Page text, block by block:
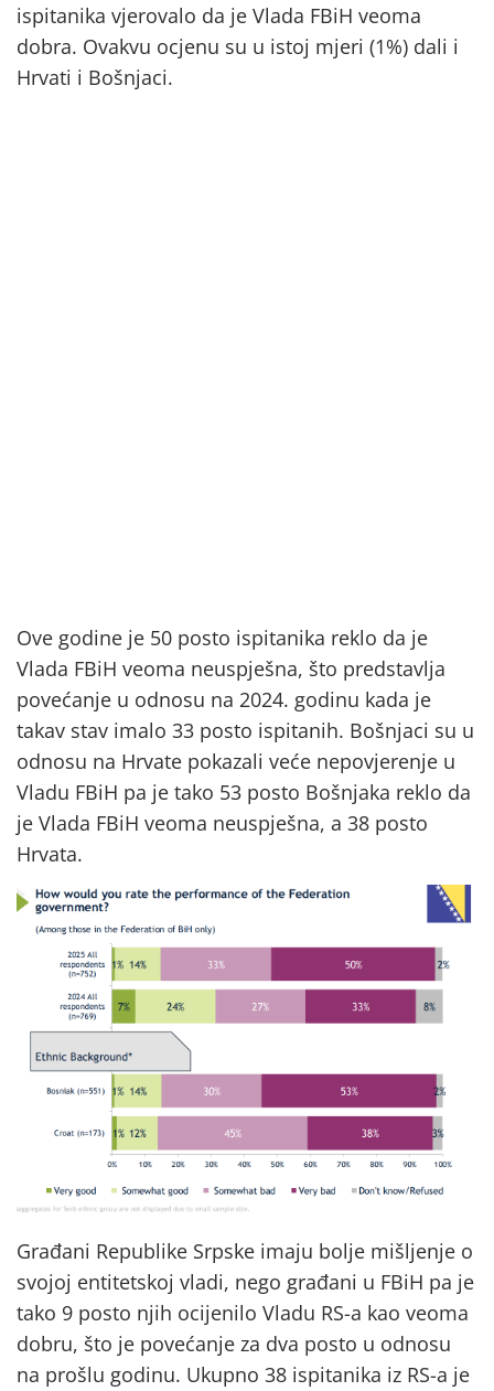
ispitanika vjerovalo da je Vlada FBiH veoma
dobra. Ovakvu ocjenu su u istoj mjeri (1%) dali i
Hrvati i Bošnjaci.
Ove godine je 50 posto ispitanika reklo da je
Vlada FBiH veoma neuspješna, što predstavlja
povećanje u odnosu na 2024. godinu kada je
takav stav imalo 33 posto ispitanih. Bošnjaci su u
odnosu na Hrvate pokazali veće nepovjerenje u
Vladu FBiH pa je tako 53 posto Bošnjaka reklo da
je Vlada FBiH veoma neuspješna, a 38 posto
Hrvata.
Građani Republike Srpske imaju bolje mišljenje o
svojoj entitetskoj vladi, nego građani u FBiH pa je
tako 9 posto njih ocijenilo Vladu RS-a kao veoma
dobru, što je povećanje za dva posto u odnosu
na prošlu godinu. Ukupno 38 ispitanika iz RS-a je